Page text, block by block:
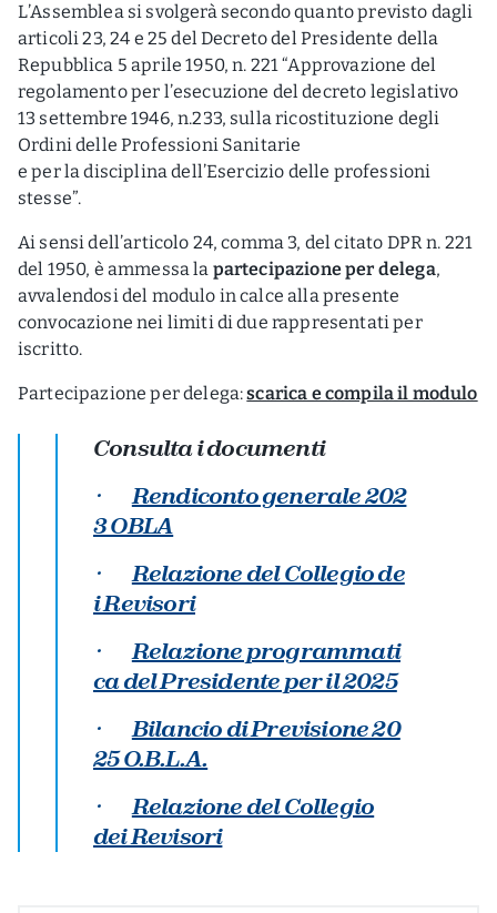
L’Assemblea si svolgerà secondo quanto previsto dagli
articoli 23, 24 e 25 del Decreto del Presidente della
Repubblica 5 aprile 1950, n. 221 “Approvazione del
regolamento per l’esecuzione del decreto legislativo
13 settembre 1946, n.233, sulla ricostituzione degli
Ordini delle Professioni Sanitarie
e per la disciplina dell’Esercizio delle professioni
stesse”.
Ai sensi dell’articolo 24, comma 3, del citato DPR n. 221
del 1950, è ammessa la partecipazione per delega,
avvalendosi del modulo in calce alla presente
convocazione nei limiti di due rappresentati per
iscritto.
Partecipazione per delega:scarica e compila il modulo
Consulta i documenti
·Rendiconto generale 202
3 OBLA
·Relazione del Collegio de
i Revisori
·Relazione programmati
ca del Presidente per il 2025
·Bilancio di Previsione 20
25 O.B.L.A.
·Relazione del Collegio
dei Revisori